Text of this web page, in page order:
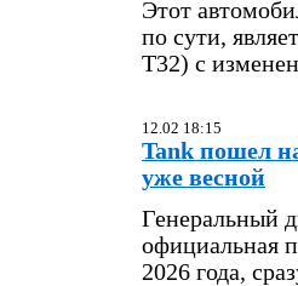
Этот
по сути,
T32) с
12.02 18:15
Tank пошел
уже весной
Генеральный
официальная
2026 года,